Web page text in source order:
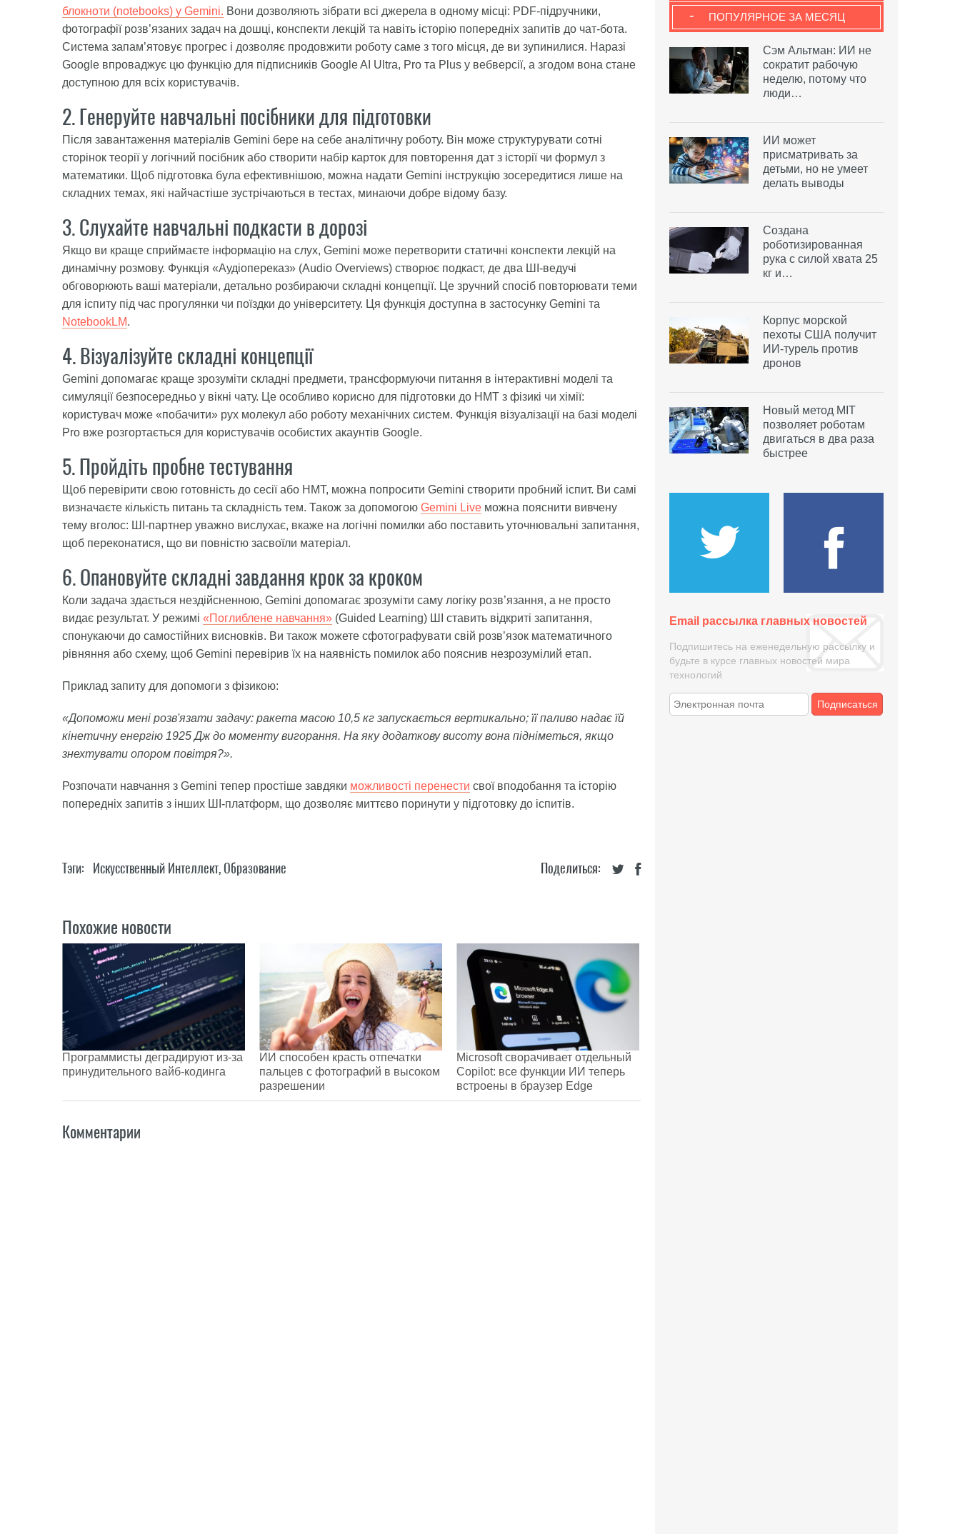
блокноти (notebooks) у Gemini. Вони дозволяють зібрати всі джерела в одному місці: PDF-підручники,
фотографії розв’язаних задач на дошці, конспекти лекцій та навіть історію попередніх запитів до чат-бота.
Система запам’ятовує прогрес і дозволяє продовжити роботу саме з того місця, де ви зупинилися. Наразі
Google впроваджує цю функцію для підписників Google AI Ultra, Pro та Plus у вебверсії, а згодом вона стане
доступною для всіх користувачів.
2. Генеруйте навчальні посібники для підготовки
Після завантаження матеріалів Gemini бере на себе аналітичну роботу. Він може структурувати сотні
сторінок теорії у логічний посібник або створити набір карток для повторення дат з історії чи формул з
математики. Щоб підготовка була ефективнішою, можна надати Gemini інструкцію зосередитися лише на
складних темах, які найчастіше зустрічаються в тестах, минаючи добре відому базу.
3. Слухайте навчальні подкасти в дорозі
Якщо ви краще сприймаєте інформацію на слух, Gemini може перетворити статичні конспекти лекцій на
динамічну розмову. Функція «Аудіопереказ» (Audio Overviews) створює подкаст, де два ШІ-ведучі
обговорюють ваші матеріали, детально розбираючи складні концепції. Це зручний спосіб повторювати теми
для іспиту під час прогулянки чи поїздки до університету. Ця функція доступна в застосунку Gemini та
NotebookLM.
4. Візуалізуйте складні концепції
Gemini допомагає краще зрозуміти складні предмети, трансформуючи питання в інтерактивні моделі та
симуляції безпосередньо у вікні чату. Це особливо корисно для підготовки до НМТ з фізикі чи хімії:
користувач може «побачити» рух молекул або роботу механічних систем. Функція візуалізації на базі моделі
Pro вже розгортається для користувачів особистих акаунтів Google.
5. Пройдіть пробне тестування
Щоб перевірити свою готовність до сесії або НМТ, можна попросити Gemini створити пробний іспит. Ви самі
визначаєте кількість питань та складність тем. Також за допомогою Gemini Live можна пояснити вивчену
тему вголос: ШІ-партнер уважно вислухає, вкаже на логічні помилки або поставить уточнювальні запитання,
щоб переконатися, що ви повністю засвоїли матеріал.
6. Опановуйте складні завдання крок за кроком
Коли задача здається нездійсненною, Gemini допомагає зрозуміти саму логіку розв’язання, а не просто
видає результат. У режимі «Поглиблене навчання» (Guided Learning) ШІ ставить відкриті запитання,
спонукаючи до самостійних висновків. Ви також можете сфотографувати свій розв’язок математичного
рівняння або схему, щоб Gemini перевірив їх на наявність помилок або пояснив незрозумілий етап.
Приклад запиту для допомоги з фізикою:
«Допоможи мені розв'язати задачу: ракета масою 10,5 кг запускається вертикально; її паливо надає їй
кінетичну енергію 1925 Дж до моменту вигорання. На яку додаткову висоту вона підніметься, якщо
знехтувати опором повітря?».
Розпочати навчання з Gemini тепер простіше завдяки можливості перенести свої вподобання та історію
попередніх запитів з інших ШІ-платформ, що дозволяє миттєво поринути у підготовку до іспитів.
Поделиться:
Тэги: Искусственный Интеллект,Образование
Похожие новости
Программисты деградируют из-за
принудительного вайб-кодинга
ИИ способен красть отпечатки
пальцев с фотографий в высоком
разрешении
Microsoft сворачивает отдельный
Copilot: все функции ИИ теперь
встроены в браузер Edge
Комментарии
ПОПУЛЯРНОЕ ЗА МЕСЯЦ
-
Сэм Альтман: ИИ не
сократит рабочую
неделю, потому что
люди…
ИИ может
присматривать за
детьми, но не умеет
делать выводы
Создана
роботизированная
рука с силой хвата 25
кг и…
Корпус морской
пехоты США получит
ИИ-турель против
дронов
Новый метод MIT
позволяет роботам
двигаться в два раза
быстрее
Email рассылка главных новостей
Подпишитесь на еженедельную рассылку и
будьте в курсе главных новостей мира
технологий
Подписаться